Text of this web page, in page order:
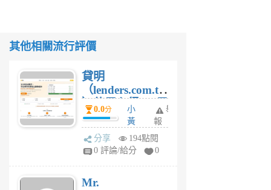
其他相關流行評價
貸明
（lenders.com.tw
）使用心得 — 民
間貸款比較平台
體驗
0.0分
小
黃
蜂
1
舉
報
分享
194點閱
0 評論/給分
0
Mr.